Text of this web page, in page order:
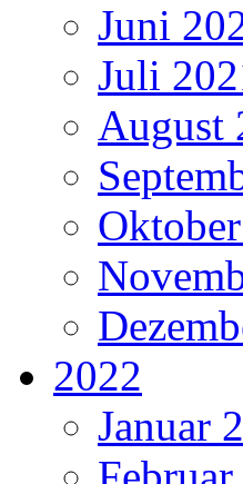
Juni
Juli
August
2022
Januar